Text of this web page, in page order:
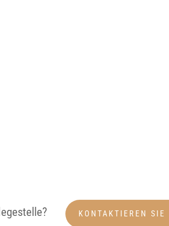
KONTAKTIEREN